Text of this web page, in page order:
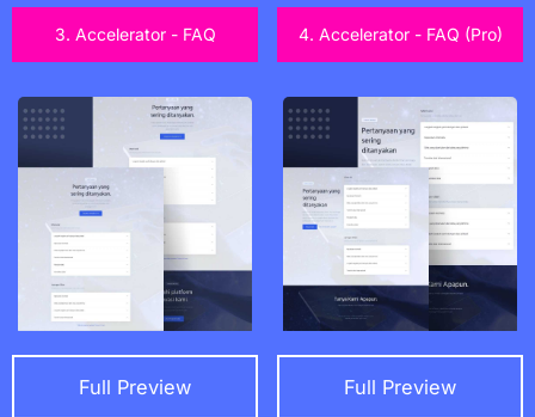
3. Accelerator - FAQ
Full Preview
4. Accelerator - FAQ (Pro)
Full Preview